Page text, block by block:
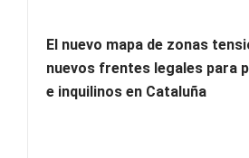
El nuevo mapa de zonas
nuevos frentes legales para
e inquilinos en Cataluña